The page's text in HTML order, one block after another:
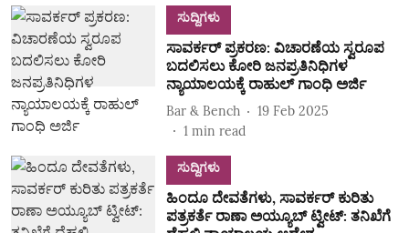
ಸುದ್ದಿಗಳು
ಸಾವರ್ಕರ್ ಪ್ರಕರಣ: ವಿಚಾರಣೆಯ ಸ್ವರೂಪ
ಬದಲಿಸಲು ಕೋರಿ ಜನಪ್ರತಿನಿಧಿಗಳ
ನ್ಯಾಯಾಲಯಕ್ಕೆ ರಾಹುಲ್ ಗಾಂಧಿ ಅರ್ಜಿ
Bar & Bench
19 Feb 2025
1 min read
ಸುದ್ದಿಗಳು
ಹಿಂದೂ ದೇವತೆಗಳು, ಸಾವರ್ಕರ್ ಕುರಿತು
ಪತ್ರಕರ್ತೆ ರಾಣಾ ಅಯ್ಯೂಬ್ ಟ್ವೀಟ್: ತನಿಖೆಗೆ